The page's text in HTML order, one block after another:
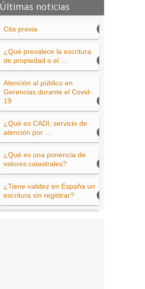
Últimas noticias
Cita previa
¿Qué prevalece la escritura
de propiedad o el ...
Atención al público en
Gerencias durante el Covid-
19
¿Qué es CADI, servicio de
atención por ...
¿Qué es una ponencia de
valores catastrales?
¿Tiene validez en España un
escritura sin registrar?